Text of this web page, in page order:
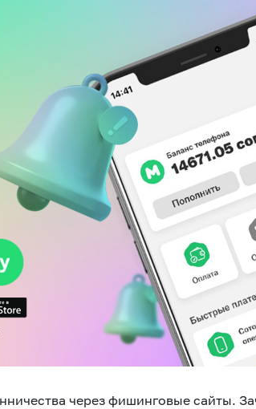
Подбор номера
Новости
Карта офисов и покрытие MegaPay
через фишинговые сайты.